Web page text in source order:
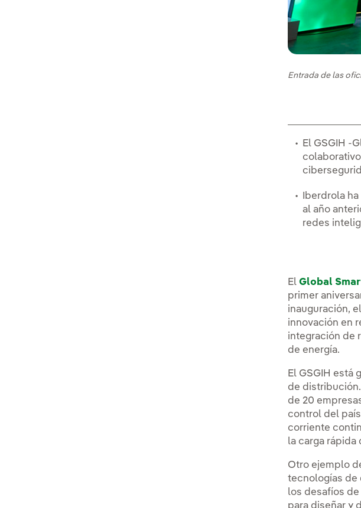
Entrada de las
El GSGIH -
Iberdrola
al año
redes
ElGlobal
primer
inauguración,
innovación en
integración de
de energía.
El GSGIH está
de
de 20
control del
corriente
la carga
Otro ejemplo
tecnologías de
los desafíos